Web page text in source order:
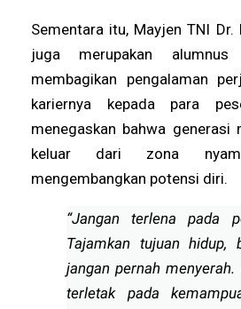
Sementara itu, Mayjen TNI
juga merupakan
membagikan pengalaman
kariernya kepada para
menegaskan bahwa generasi
keluar dari zona
mengembangkan potensi diri.
“Jangan terlena pada
Tajamkan tujuan hidup,
jangan pernah
terletak pada